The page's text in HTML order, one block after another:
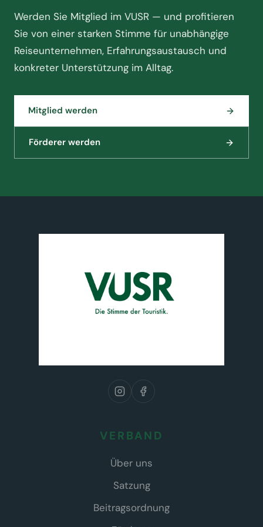
Werden Sie Mitglied im VUSR — und profitieren
Sie von einer starken Stimme für unabhängige
Reiseunternehmen, Erfahrungsaustausch und
konkreter Unterstützung im Alltag.
Mitglied werden
Förderer werden
VERBAND
Über uns
Satzung
Beitragsordnung